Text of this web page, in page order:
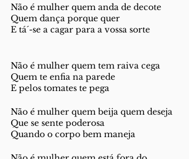
Não é mulher quem anda de decote
Quem dança porque quer
E tá´-se a cagar para a vossa sorte
Não é mulher quem tem raiva cega
Quem te enfia na parede
E pelos tomates te pega
Não é mulher quem beija quem deseja
Que se sente poderosa
Quando o corpo bem maneja